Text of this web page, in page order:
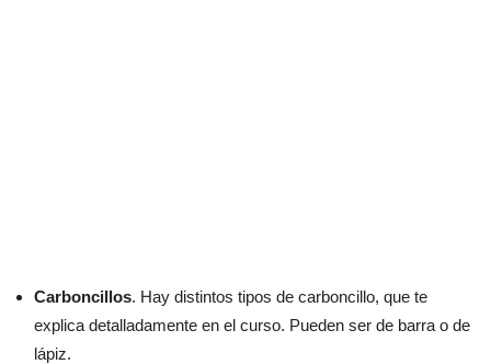
Carboncillos. Hay distintos tipos de carboncillo, que te
explica detalladamente en el curso. Pueden ser de barra o de
lápiz.